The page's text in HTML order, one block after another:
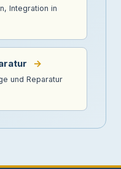
Integration in
→
und Reparatur